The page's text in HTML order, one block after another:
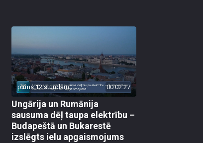
pirms 12 stundām 00:02:27
Ungārija un Rumānija
sausuma dēļ taupa elektrību –
Budapeštā un Bukarestē
izslēgts ielu apgaismojums